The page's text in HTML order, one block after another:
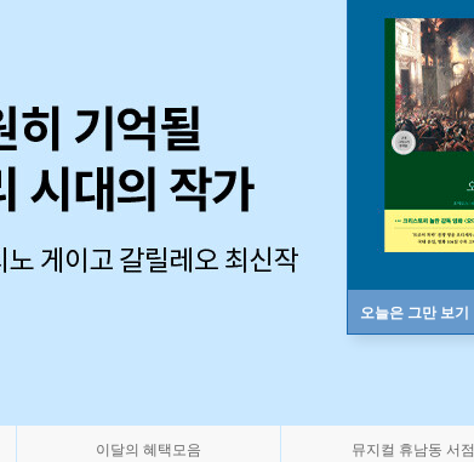
오늘은 그만 보기
이달의 혜택모음 뮤지컬 휴남동 서점